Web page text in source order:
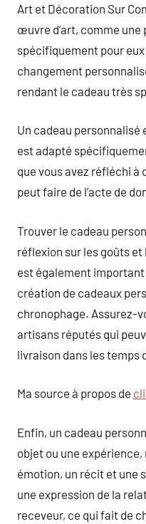
Art et Décoration Sur
œuvre d’art, comme
spécifiquement pour
changement
rendant le cadeau très
Un cadeau
est adapté
que vous avez réfléchi à
peut faire de l’acte de
Trouver le cadeau
réflexion sur les goûts
est également
création de cadeaux
chronophage. Assurez-
artisans réputés qui
livraison dans les temps
Ma source à propos de
Enfin, un cadeau
objet ou une
émotion, un récit et une
une expression de la
receveur, ce qui fait de